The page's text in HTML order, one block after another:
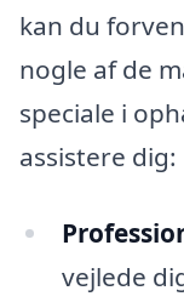
kan du
nogle af de
speciale i
assistere dig:
vejlede